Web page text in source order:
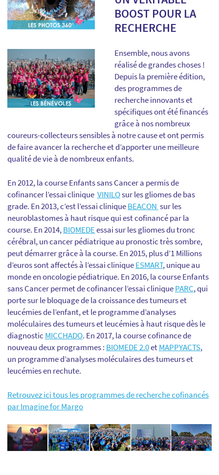
BOOST POUR LA
RECHERCHE
Ensemble, nous avons
réalisé de grandes choses !
Depuis la première édition,
des programmes de
recherche innovants et
spécifiques ont été financés
grâce à nos nombreux
coureurs-collecteurs sensibles à notre cause et ont permis
de faire avancer la recherche et d’apporter une meilleure
qualité de vie à de nombreux enfants.
En 2012, la course Enfants sans Cancer a permis de
cofinancer l’essai clinique VINILOsur les gliomes de bas
grade. En 2013, c’est l’essai cliniqueBEACON sur les
neuroblastomes à haut risque qui est cofinancé par la
course. En 2014,BIOMEDEessai sur les gliomes du tronc
cérébral, un cancer pédiatrique au pronostic très sombre,
peut démarrer grâce à la course. En 2015, plus d’1 Millions
d’euros sont affectés à l’essai cliniqueESMART, unique au
monde en oncologie pédiatrique. En 2016, la course Enfants
sans Cancer permet de cofinancer l’essai cliniquePARC, qui
porte sur le bloquage de la croissance des tumeurs et
leucémies de l’enfant, et le programme d’analyses
moléculaires des tumeurs et leucémies à haut risque dès le
diagnostic MICCHADO. En 2017, la course cofinance de
nouveau deux programmes : BIOMEDE 2.0etMAPPYACTS,
un programme d’analyses moléculaires des tumeurs et
leucémies en rechute.
Retrouvez ici tous les programmes de recherche cofinancés
par Imagine for Margo